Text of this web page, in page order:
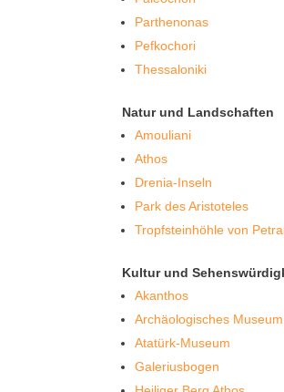
Parthenonas
Pefkochori
Thessaloniki
Natur und Landschaften
Amouliani
Athos
Drenia-Inseln
Park des Aristoteles
Tropfsteinhöhle von
Kultur und
Akanthos
Archäologisches
Atatürk-Museum
Galeriusbogen